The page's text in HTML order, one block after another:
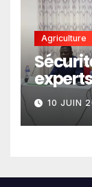
Agriculture
Sahel
en10 JUIN